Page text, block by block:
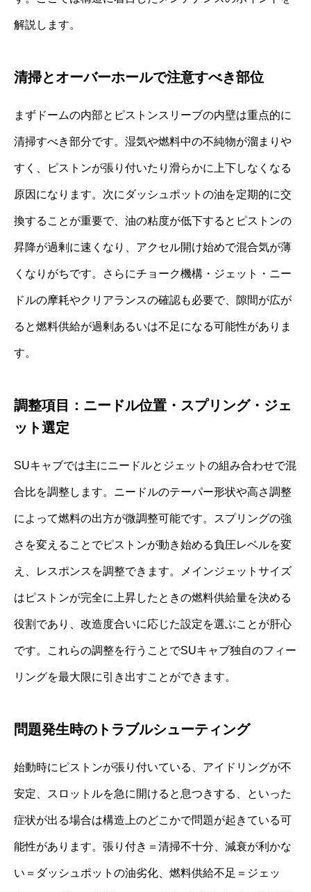
解説します。
清掃とオーバーホールで注意すべき部位
まずドームの内部とピストンスリーブの内壁は重点的に
清掃すべき部分です。湿気や燃料中の不純物が溜まりや
すく、ピストンが張り付いたり滑らかに上下しなくなる
原因になります。次にダッシュポットの油を定期的に交
換することが重要で、油の粘度が低下するとピストンの
昇降が過剰に速くなり、アクセル開け始めで混合気が薄
くなりがちです。さらにチョーク機構・ジェット・ニー
ドルの摩耗やクリアランスの確認も必要で、隙間が広が
ると燃料供給が過剰あるいは不足になる可能性がありま
す。
調整項目：ニードル位置・スプリング・ジェ
ット選定
SUキャブでは主にニードルとジェットの組み合わせで混
合比を調整します。ニードルのテーパー形状や高さ調整
によって燃料の出方が微調整可能です。スプリングの強
さを変えることでピストンが動き始める負圧レベルを変
え、レスポンスを調整できます。メインジェットサイズ
はピストンが完全に上昇したときの燃料供給量を決める
役割であり、改造度合いに応じた設定を選ぶことが肝心
です。これらの調整を行うことでSUキャブ独自のフィー
リングを最大限に引き出すことができます。
問題発生時のトラブルシューティング
始動時にピストンが張り付いている、アイドリングが不
安定、スロットルを急に開けると息つきする、といった
症状が出る場合は構造上のどこかで問題が起きている可
能性があります。張り付き＝清掃不十分、減衰が利かな
い＝ダッシュポットの油劣化、燃料供給不足＝ジェッ